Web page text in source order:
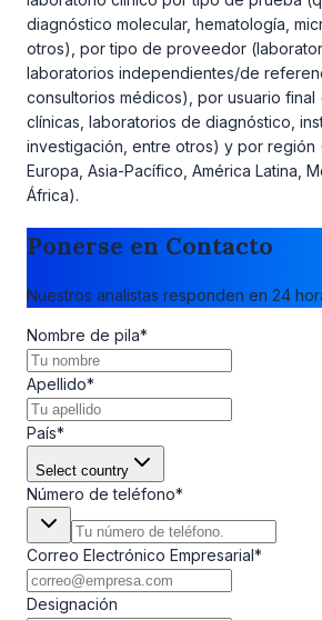
diagnóstico molecular, hematología,
otros), por tipo de proveedor
laboratorios independientes/de
consultorios médicos), por usuario final
clínicas, laboratorios de diagnóstico,
investigación, entre otros) y por región
Europa, Asia-Pacífico, América Latina,
África).
Ponerse en Contacto
Nuestros analistas responden en 24
Nombre de pila*
Apellido*
País*
Select country
Número de teléfono*
Correo Electrónico Empresarial*
Designación